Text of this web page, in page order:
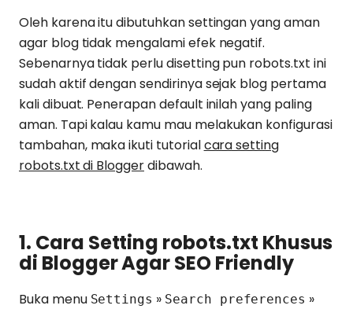
Oleh karena itu dibutuhkan settingan yang aman
agar blog tidak mengalami efek negatif.
Sebenarnya tidak perlu disetting pun robots.txt ini
sudah aktif dengan sendirinya sejak blog pertama
kali dibuat. Penerapan default inilah yang paling
aman. Tapi kalau kamu mau melakukan konfigurasi
tambahan, maka ikuti tutorialcara setting
robots.txt di Bloggerdibawah.
1. Cara Setting robots.txt Khusus
di Blogger Agar SEO Friendly
Buka menu Settings » Search preferences »